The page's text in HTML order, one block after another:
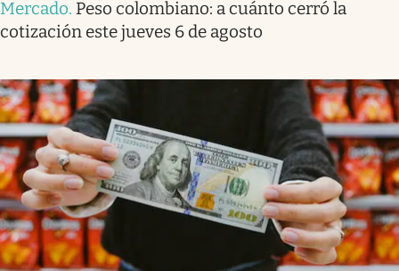
Mercado. Peso colombiano: a cuánto cerró la
cotización este jueves 6 de agosto